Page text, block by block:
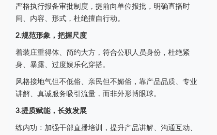
严格执行报备审批制度，提前向单位报批，明确直播时
间、内容、形式，杜绝擅自行动。
2.规范形象，把握尺度
着装庄重得体、简约大方，符合公职人员身份，杜绝紧
身、暴露、过度娱乐化穿搭。
风格接地气但不低俗、亲民但不媚俗，靠产品品质、专业
讲解、真诚服务吸引流量，而非外形博眼球。
3.提质赋能，长效发展
练内功：加强干部直播培训，提升产品讲解、沟通互动、